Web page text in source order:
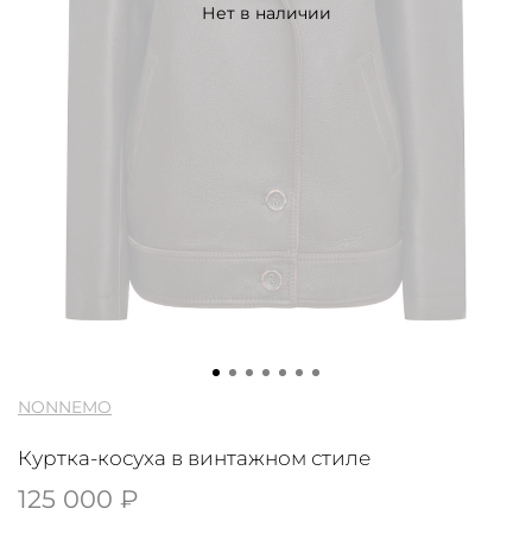
Нет в наличии
NONNEMO
Куртка-косуха в винтажном стиле
125 000 ₽